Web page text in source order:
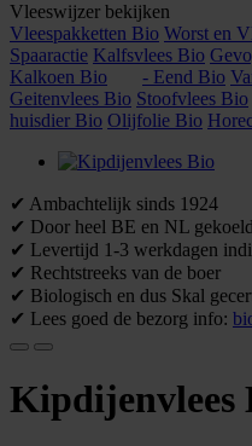
Vleeswijzer bekijken
Vleespakketten Bio Worst en
Spaaractie Kalfsvlees Bio
Kalkoen Bio
- Eend Bio
Geitenvlees Bio Stoofvlees Bio
huisdier Bio Olijfolie Bio
✔ Ambachtelijk sinds 1924
✔ Door heel BE en NL
✔ Levertijd 1-3 werkdagen
✔ Rechtstreeks van de boer
✔ Biologisch en dus Skal
✔ Lees goed de bezorg info:
Kipdijenvlees